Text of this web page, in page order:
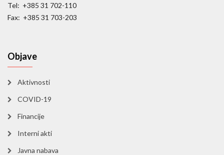
Tel: +385 31 702-110
Fax: +385 31 703-203
Objave
Aktivnosti
COVID-19
Financije
Interni akti
Javna nabava